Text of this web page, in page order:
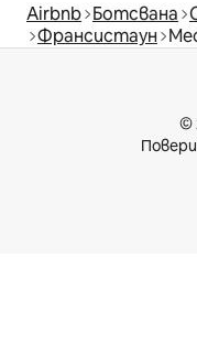
Airbnb Ботсвана
Франсистаун
©